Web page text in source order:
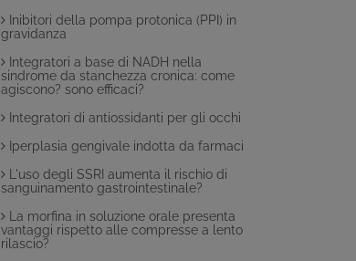
Inibitori della pompa protonica (PPI) in
gravidanza
Integratori a base di NADH nella
sindrome da stanchezza cronica: come
agiscono? sono efficaci?
Integratori di antiossidanti per gli occhi
Iperplasia gengivale indotta da farmaci
L'uso degli SSRI aumenta il rischio di
sanguinamento gastrointestinale?
La morfina in soluzione orale presenta
vantaggi rispetto alle compresse a lento
rilascio?